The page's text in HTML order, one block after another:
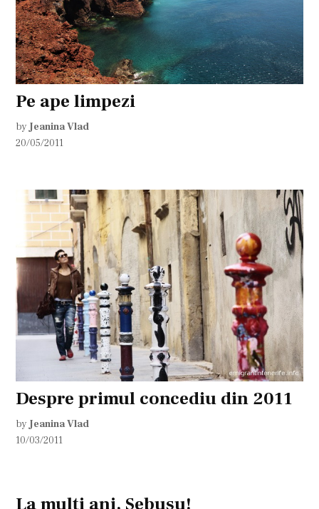
Pe ape limpezi
by Jeanina Vlad
20/05/2011
Despre primul concediu din 2011
by Jeanina Vlad
10/03/2011
La mulţi ani, Sebusu!